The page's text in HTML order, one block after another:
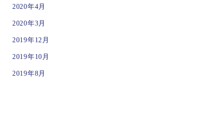
2020年4月
2020年3月
2019年12月
2019年10月
2019年8月